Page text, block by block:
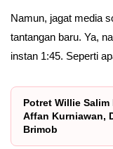
Namun, jagat media
tantangan baru. Ya,
instan 1:45. Seperti
Potret Willie
Affan Kurniawan,
Brimob